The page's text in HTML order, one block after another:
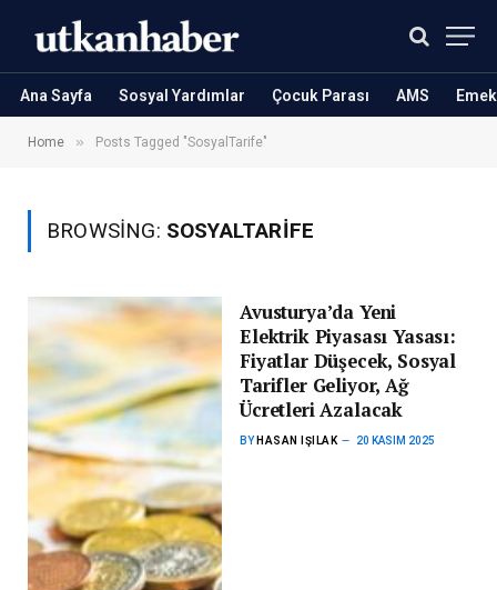
Ana Sayfa Sosyal Yardımlar Çocuk Parası AMS
Home » Posts Tagged "SosyalTarife"
BROWSING: SOSYALTARIFE
Avusturya’da Yeni
Elektrik Piyasası Yasası:
Fiyatlar Düşecek, Sosyal
Tarifler Geliyor, Ağ
Ücretleri Azalacak
BY HASAN IŞILAK 20 KASIM 2025